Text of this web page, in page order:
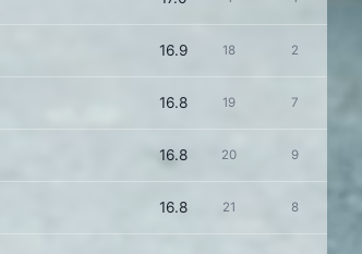
16.9 18 2
16.8 19 7
16.8 20 9
16.8 21 8